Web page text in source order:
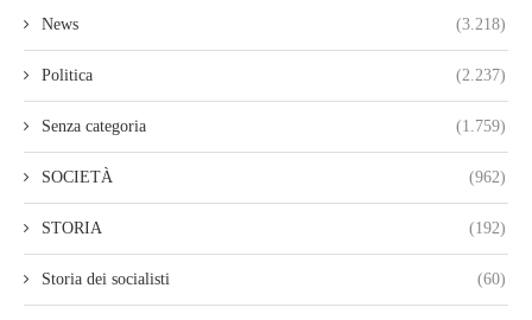
News (3.218)
Politica (2.237)
Senza categoria (1.759)
SOCIETÀ (962)
STORIA (192)
Storia dei socialisti (60)